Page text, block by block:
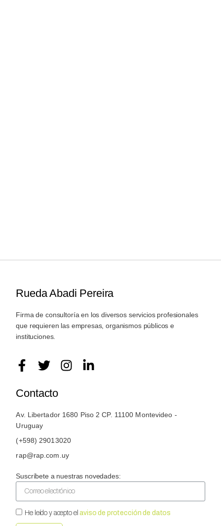
Rueda Abadi Pereira
Firma de consultoría en los diversos servicios profesionales
que requieren las empresas, organismos públicos e
instituciones.
Contacto
Av. Libertador 1680 Piso 2 CP. 11100 Montevideo -
Uruguay
(+598) 29013020
rap@rap.com.uy
Suscríbete a nuestras novedades:
He leído y acepto elaviso de protección de datos